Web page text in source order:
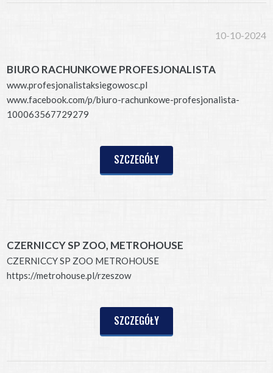
10-10-2024
BIURO RACHUNKOWE PROFESJONALISTA
www.profesjonalistaksiegowosc.pl
www.facebook.com/p/biuro-rachunkowe-profesjonalista-
100063567729279
SZCZEGÓŁY
CZERNICCY SP ZOO, METROHOUSE
CZERNICCY SP ZOO METROHOUSE
https://metrohouse.pl/rzeszow
SZCZEGÓŁY